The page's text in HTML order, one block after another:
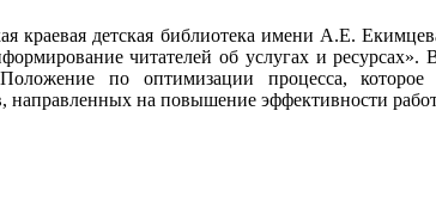
краевая детская библиотека имени А.Е.
читателей об услугах и ресурсах».
Положение по оптимизации процесса, которое
направленных на повышение эффективности